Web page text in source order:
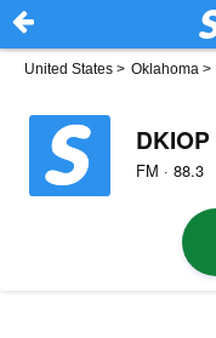
United States > Oklahoma >
DKIOP
FM · 88.3